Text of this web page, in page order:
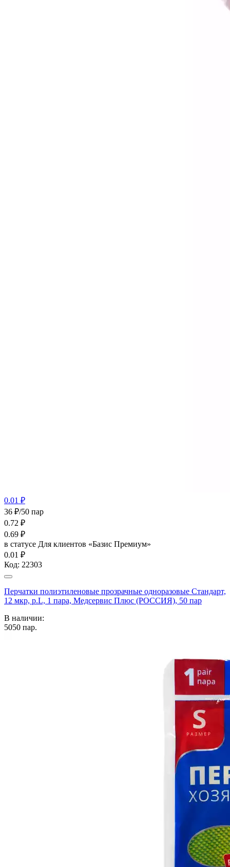
0.01 ₽
36 ₽/50 пар
0.72 ₽
0.69 ₽
в статусе Для клиентов «Базис Премиум»
0.01 ₽
Код: 22303
Перчатки полиэтиленовые прозрачные одноразовые Стандарт,
12 мкр, р.L, 1 пара, Медсервис Плюс (РОССИЯ), 50 пар
В наличии:
5050 пар.